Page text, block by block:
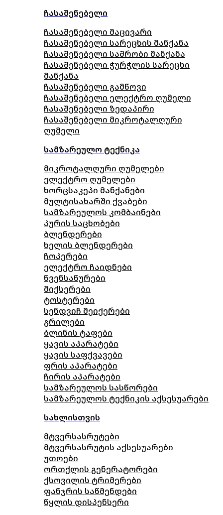
ჩასაშენებელი
ჩასაშენებელი მაცივარი
ჩასაშენებელი სარეცხის მანქანა
ჩასაშენებელი საშრობი მანქანა
ჩასაშენებელი ჭურჭლის სარეცხი
მანქანა
ჩასაშენებელი გამწოვი
ჩასაშენებელი ელექტრო ღუმელი
ჩასაშენებელი ზედაპირი
ჩასაშენებელი მიკროტალღური
ღუმელი
სამზარეულო ტექნიკა
მიკროტალღური ღუმელები
ელექტრო ღუმელები
ხორცსაკეპი მანქანები
მულტისახარში ქვაბები
სამზარეულოს კომბაინები
პურის საცხობები
ბლენდერები
ხელის ბლენდერები
ჩოპერები
ელექტრო ჩაიდნები
წვენსაწურები
მიქსერები
ტოსტერები
სენდვიჩ მეიქერები
გრილები
ბლინის ტაფები
ყავის აპარატები
ყავის საფქვავები
ფრის აპარატები
ჩირის აპარატები
სამზარეულოს სასწორები
სამზარეულოს ტექნიკის აქსესუარები
სახლისთვის
მტვერსასრუტები
მტვერსასრუტის აქსესუარები
უთოები
ორთქლის გენერატორები
ქსოვილის ტრიმერები
ფანჯრის საწმენდები
წყლის დისპენსერი